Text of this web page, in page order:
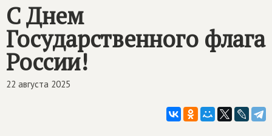
С Днем
Государственного флага
России!
22 августа 2025